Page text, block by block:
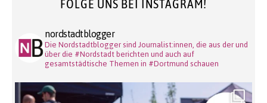
FOLGE UNS BEI INSTAGRAM!
nordstadtblogger
Die Nordstadtblogger sind Journalist:innen, die aus der und
über die #Nordstadt berichten und auch auf
gesamtstädtische Themen in #Dortmund schauen